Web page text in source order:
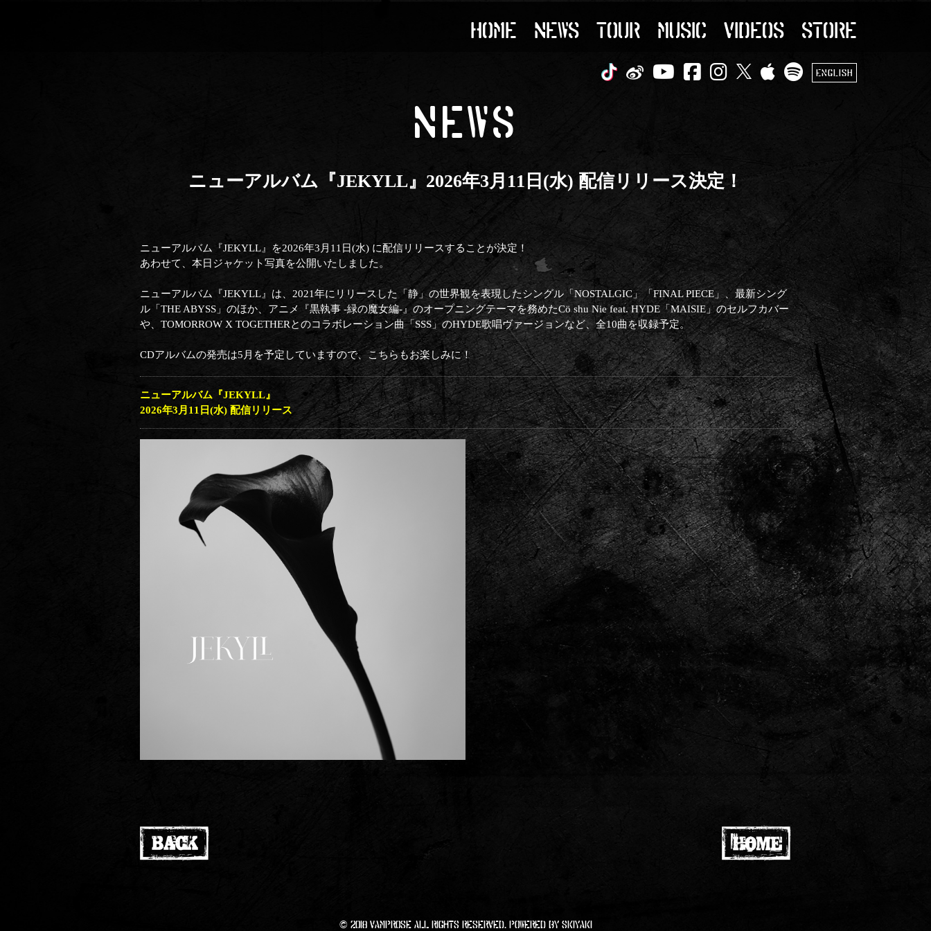
HOME NEWS TOUR MUSIC VIDEOS STORE
ENGLISH
NEWS
ニューアルバム『JEKYLL』2026年3月11日(水) 配信リリース決定！
ニューアルバム『JEKYLL』を2026年3月11日(水) に配信リリースすることが決定！
あわせて、本日ジャケット写真を公開いたしました。
ニューアルバム『JEKYLL』は、2021年にリリースした「静」の世界観を表現したシングル「NOSTALGIC」「FINAL PIECE」、最新シング
ル「THE ABYSS」のほか、アニメ『黒執事 -緑の魔女編-』のオープニングテーマを務めたCö shu Nie feat. HYDE「MAISIE」のセルフカバー
や、TOMORROW X TOGETHERとのコラボレーション曲「SSS」のHYDE歌唱ヴァージョンなど、全10曲を収録予定。
CDアルバムの発売は5月を予定していますので、こちらもお楽しみに！
ニューアルバム『JEKYLL』
2026年3月11日(水) 配信リリース
© 2018 VAMPROSE All RIGHTS Reserved. Powered by SKIYAKI